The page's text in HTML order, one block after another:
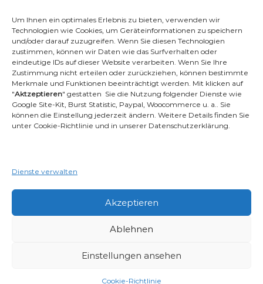
Um Ihnen ein optimales Erlebnis zu bieten, verwenden wir
Technologien wie Cookies, um Geräteinformationen zu speichern
und/oder darauf zuzugreifen. Wenn Sie diesen Technologien
zustimmen, können wir Daten wie das Surfverhalten oder
eindeutige IDs auf dieser Website verarbeiten. Wenn Sie Ihre
Zustimmung nicht erteilen oder zurückziehen, können bestimmte
Merkmale und Funktionen beeinträchtigt werden. Mit klicken auf
"Aktzeptieren" gestatten Sie die Nutzung folgender Dienste wie
Google Site-Kit, Burst Statistic, Paypal, Woocommerce u. a.. Sie
können die Einstellung jederzeit ändern. Weitere Details finden Sie
unter Cookie-Richtlinie und in unserer Datenschutzerklärung.
Dienste verwalten
Akzeptieren
Ablehnen
Einstellungen ansehen
Cookie-Richtlinie
Ambident GmbH
Dental Geräte Handel und Service
Neumannstr. 3B
13189 Berlin
Email: info@ambident.de
von ThemeGrill. Powered by